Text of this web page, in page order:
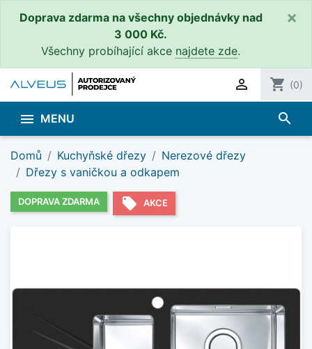
Doprava zdarma na všechny objednávky nad
3 000 Kč.
Všechny probíhající akce najdete zde.
×
 shopping_cart (0)
 MENU search
Domů Kuchyňské dřezy
Nerezové dřezy
Dřezy s vaničkou a odkapem
DOPRAVA ZDARMA local_offer AKCE